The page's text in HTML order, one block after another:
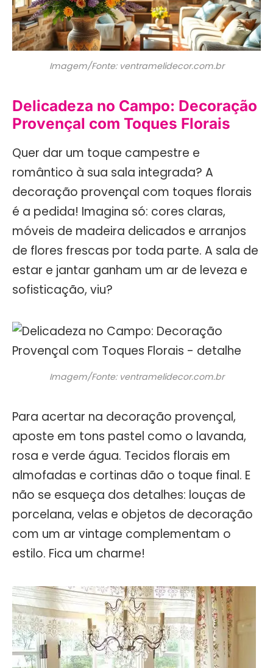
Imagem/Fonte: ventramelidecor.com.br
Delicadeza no Campo: Decoração
Provençal com Toques Florais
Quer dar um toque campestre e
romântico à sua sala integrada? A
decoração provençal com toques florais
é a pedida! Imagina só: cores claras,
móveis de madeira delicados e arranjos
de flores frescas por toda parte. A sala de
estar e jantar ganham um ar de leveza e
sofisticação, viu?
Imagem/Fonte: ventramelidecor.com.br
Para acertar na decoração provençal,
aposte em tons pastel como o lavanda,
rosa e verde água. Tecidos florais em
almofadas e cortinas dão o toque final. E
não se esqueça dos detalhes: louças de
porcelana, velas e objetos de decoração
com um ar vintage complementam o
estilo. Fica um charme!